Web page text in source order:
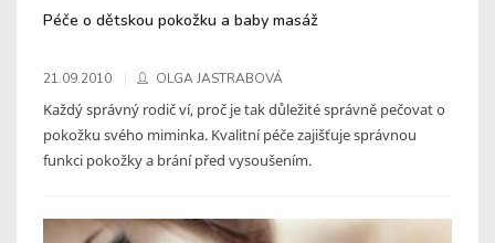
Péče o dětskou pokožku a baby masáž
21.09.2010 OLGA JASTRABOVÁ
Každý správný rodič ví, proč je tak důležité správně pečovat o
pokožku svého miminka. Kvalitní péče zajišťuje správnou
funkci pokožky a brání před vysoušením.